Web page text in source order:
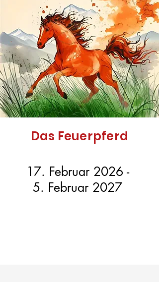
Das Feuerpferd
17. Februar 2026 -
5. Februar 2027